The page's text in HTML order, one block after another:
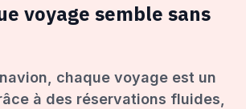
voyage semble sans
chaque voyage est un
à des réservations fluides,